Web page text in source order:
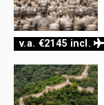
v.a. €2145 incl.